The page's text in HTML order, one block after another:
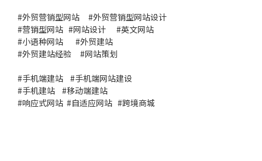
#外贸营销型网站 #外贸营销型网站设计
#营销型网站 #网站设计 #英文网站
#小语种网站 #外贸建站
#外贸建站经验 #网站策划
#手机端建站 #手机端网站建设
#手机建站 #移动端建站
#响应式网站 #自适应网站 #跨境商城